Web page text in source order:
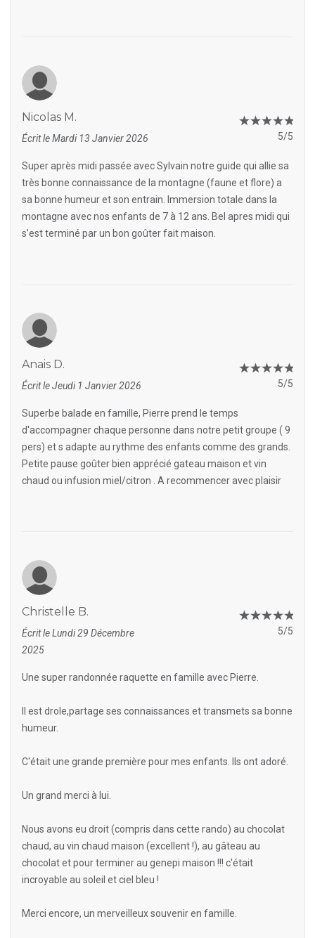
Nicolas M.
Écrit le Mardi 13 Janvier 2026 5/5
Super après midi passée avec Sylvain notre guide qui allie sa
très bonne connaissance de la montagne (faune et flore) a
sa bonne humeur et son entrain. Immersion totale dans la
montagne avec nos enfants de 7 à 12 ans. Bel apres midi qui
s’est terminé par un bon goûter fait maison.
Anais D.
Écrit le Jeudi 1 Janvier 2026 5/5
Superbe balade en famille, Pierre prend le temps
d'accompagner chaque personne dans notre petit groupe ( 9
pers) et s adapte au rythme des enfants comme des grands.
Petite pause goûter bien apprécié gateau maison et vin
chaud ou infusion miel/citron . A recommencer avec plaisir
Christelle B.
Écrit le Lundi 29 Décembre
2025
5/5
Une super randonnée raquette en famille avec Pierre.
Il est drole,partage ses connaissances et transmets sa bonne
humeur.
C'était une grande première pour mes enfants. Ils ont adoré.
Un grand merci à lui.
Nous avons eu droit (compris dans cette rando) au chocolat
chaud, au vin chaud maison (excellent !), au gâteau au
chocolat et pour terminer au genepi maison !!! c'était
incroyable au soleil et ciel bleu !
Merci encore, un merveilleux souvenir en famille.